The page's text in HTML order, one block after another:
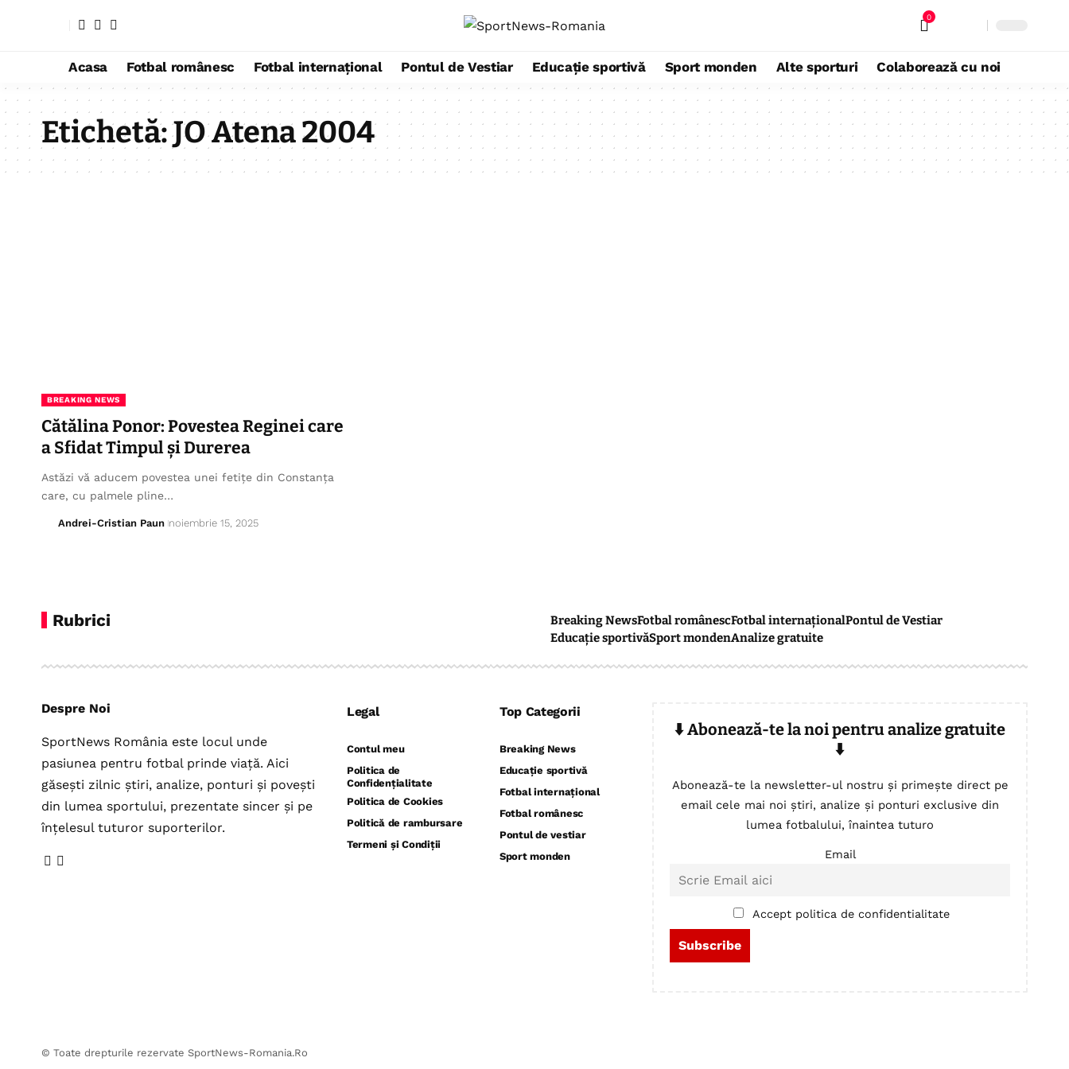
0
Acasa Fotbal românesc Fotbal internațional Pontul de Vestiar Educație sportivă Sport monden Alte sporturi Colaborează cu noi
Etichetă:JO Atena 2004
BREAKING NEWS
Cătălina Ponor: Povestea Reginei care
a Sfidat Timpul și Durerea
Astăzi vă aducem povestea unei fetițe din Constanța
care, cu palmele pline…
Andrei-Cristian Paun noiembrie 15, 2025
Rubrici Breaking NewsFotbal românescFotbal internaționalPontul de Vestiar
Educație sportivăSport mondenAnalize gratuite
Despre Noi
SportNews România este locul unde
pasiunea pentru fotbal prinde viață. Aici
găsești zilnic știri, analize, ponturi și povești
din lumea sportului, prezentate sincer și pe
înțelesul tuturor suporterilor.
Legal
Contul meu
Politica de
Confidențialitate
Politica de Cookies
Politică de rambursare
Termeni și Condiții
Top Categorii
Breaking News
Educație sportivă
Fotbal internațional
Fotbal românesc
Pontul de vestiar
Sport monden
⬇️ Abonează-te la noi pentru analize gratuite
⬇️
Abonează-te la newsletter-ul nostru și primește direct pe
email cele mai noi știri, analize și ponturi exclusive din
lumea fotbalului, înaintea tuturo
Email
Accept politica de confidentialitate
© Toate drepturile rezervate SportNews-Romania.Ro